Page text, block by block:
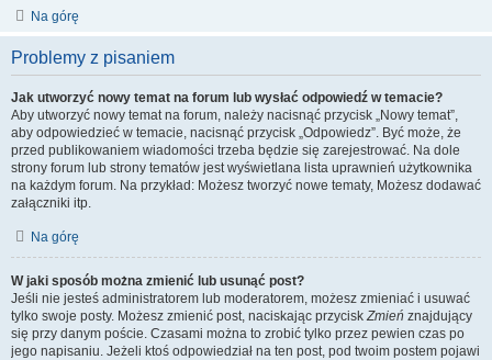
Na górę
Problemy z pisaniem
Jak utworzyć nowy temat na forum lub wysłać odpowiedź w temacie?
Aby utworzyć nowy temat na forum, należy nacisnąć przycisk „Nowy temat”,
aby odpowiedzieć w temacie, nacisnąć przycisk „Odpowiedz”. Być może, że
przed publikowaniem wiadomości trzeba będzie się zarejestrować. Na dole
strony forum lub strony tematów jest wyświetlana lista uprawnień użytkownika
na każdym forum. Na przykład: Możesz tworzyć nowe tematy, Możesz dodawać
załączniki itp.
Na górę
W jaki sposób można zmienić lub usunąć post?
Jeśli nie jesteś administratorem lub moderatorem, możesz zmieniać i usuwać
tylko swoje posty. Możesz zmienić post, naciskając przyciskZmień znajdujący
się przy danym poście. Czasami można to zrobić tylko przez pewien czas po
jego napisaniu. Jeżeli ktoś odpowiedział na ten post, pod twoim postem pojawi